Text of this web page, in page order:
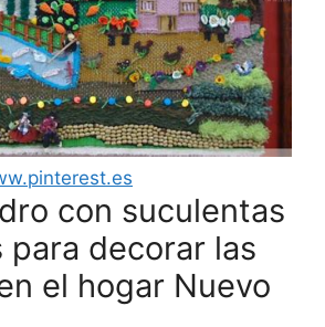
con suculentas
para decorar las
el hogar Nuevo